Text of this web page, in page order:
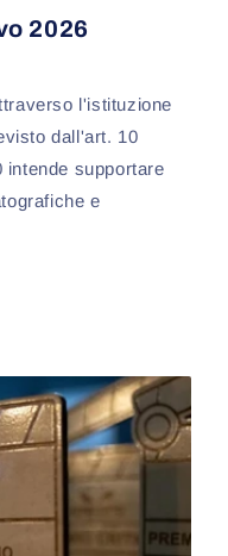
2026
l'istituzione
dall'art. 10
intende supportare
e